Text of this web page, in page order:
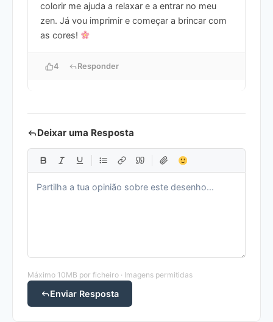
colorir me ajuda a relaxar e a entrar no meu
zen. Já vou imprimir e começar a brincar com
as cores!
4 Responder
Deixar uma Resposta
Máximo 10MB por ficheiro · Imagens permitidas
Enviar Resposta